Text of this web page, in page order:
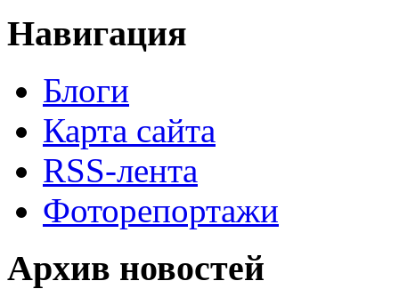
Навигация
Блоги
Карта сайта
RSS-лента
Фоторепортажи
Архив новостей